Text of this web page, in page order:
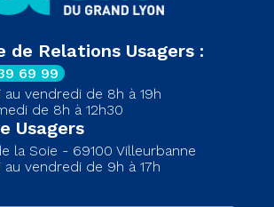
de Relations Usagers :
69 99
au vendredi de 8h à 19h
de 8h à 12h30
Usagers
la Soie - 69100 Villeurbanne
au vendredi de 9h à 17h